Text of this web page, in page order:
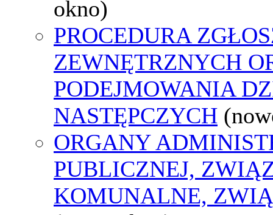
okno)
PROCEDURA
ZEWNĘTRZNYCH
PODEJMOWANIA
NASTĘPCZYCH
ORGANY
PUBLICZNEJ,
KOMUNALNE,